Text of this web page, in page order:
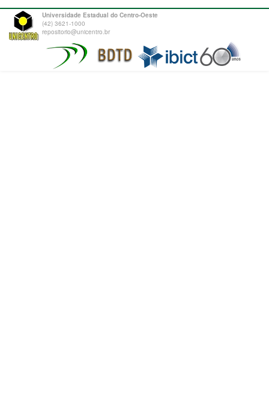
Universidade Estadual do Centro-Oeste
(42) 3621-1000
repositorio@unicentro.br